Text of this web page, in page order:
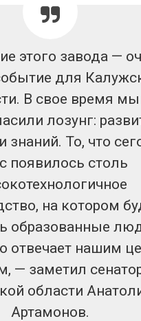
этого завода —
для
В свое время мы
лозунг:
знаний. То, что
появилось столь
на котором
образованные
отвечает нашим
— заметил
области
Артамонов.